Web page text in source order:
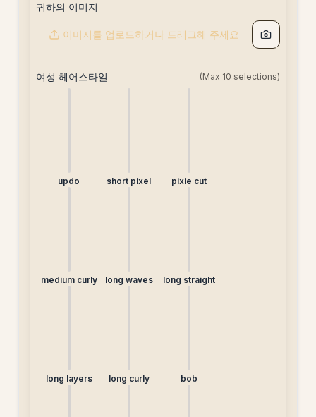
일
변경
크레
[5크
레
스타
[free]
귀하의 이미지
이미지를 업로드하거나 드래그해 주세요
여성 헤어스타일 (Max 10 selections)
updo short pixel pixie cut
medium curly long waves long straight
long layers long curly bob